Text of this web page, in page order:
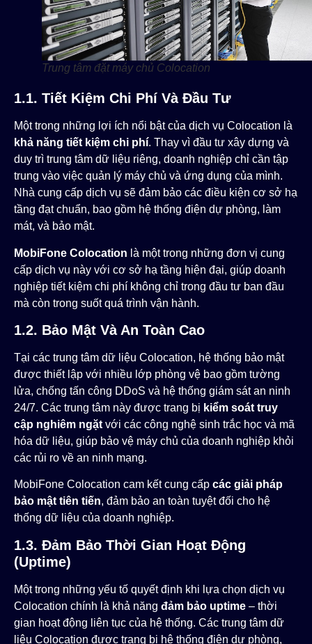
Trung tâm đặt máy chủ Colocation
1.1. Tiết Kiệm Chi Phí Và Đầu Tư
Một trong những lợi ích nổi bật của dịch vụ Colocation là
khả năng tiết kiệm chi phí. Thay vì đầu tư xây dựng và
duy trì trung tâm dữ liệu riêng, doanh nghiệp chỉ cần tập
trung vào việc quản lý máy chủ và ứng dụng của mình.
Nhà cung cấp dịch vụ sẽ đảm bảo các điều kiện cơ sở hạ
tầng đạt chuẩn, bao gồm hệ thống điện dự phòng, làm
mát, và bảo mật.
MobiFone Colocation là một trong những đơn vị cung
cấp dịch vụ này với cơ sở hạ tầng hiện đại, giúp doanh
nghiệp tiết kiệm chi phí không chỉ trong đầu tư ban đầu
mà còn trong suốt quá trình vận hành​.
1.2. Bảo Mật Và An Toàn Cao
Tại các trung tâm dữ liệu Colocation, hệ thống bảo mật
được thiết lập với nhiều lớp phòng vệ bao gồm tường
lửa, chống tấn công DDoS và hệ thống giám sát an ninh
24/7. Các trung tâm này được trang bị kiểm soát truy
cập nghiêm ngặt với các công nghệ sinh trắc học và mã
hóa dữ liệu, giúp bảo vệ máy chủ của doanh nghiệp khỏi
các rủi ro về an ninh mạng.
MobiFone Colocation cam kết cung cấp các giải pháp
bảo mật tiên tiến, đảm bảo an toàn tuyệt đối cho hệ
thống dữ liệu của doanh nghiệp.
1.3. Đảm Bảo Thời Gian Hoạt Động
(Uptime)
Một trong những yếu tố quyết định khi lựa chọn dịch vụ
Colocation chính là khả năng đảm bảo uptime – thời
gian hoạt động liên tục của hệ thống. Các trung tâm dữ
liệu Colocation được trang bị hệ thống điện dự phòng,